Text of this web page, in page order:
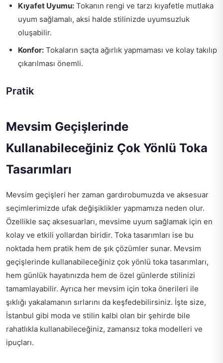
Kıyafet Uyumu: Tokanın rengi ve tarzı kıyafetle mutlaka
uyum sağlamalı, aksi halde stilinizde uyumsuzluk
oluşabilir.
Konfor: Tokaların saçta ağırlık yapmaması ve kolay takılıp
çıkarılması önemli.
Pratik
Mevsim Geçişlerinde
Kullanabileceğiniz Çok Yönlü Toka
Tasarımları
Mevsim geçişleri her zaman gardırobumuzda ve aksesuar
seçimlerimizde ufak değişiklikler yapmamıza neden olur.
Özellikle saç aksesuarları, mevsime uyum sağlamak için en
kolay ve etkili yollardan biridir. Toka tasarımları ise bu
noktada hem pratik hem de şık çözümler sunar. Mevsim
geçişlerinde kullanabileceğiniz çok yönlü toka tasarımları,
hem günlük hayatınızda hem de özel günlerde stilinizi
tamamlayabilir. Ayrıca her mevsim için toka önerileri ile
şıklığı yakalamanın sırlarını da keşfedebilirsiniz. İşte size,
İstanbul gibi moda ve stilin kalbi olan bir şehirde bile
rahatlıkla kullanabileceğiniz, zamansız toka modelleri ve
ipuçları.